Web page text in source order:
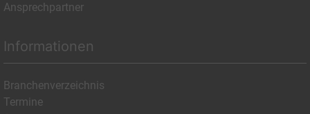
Ansprechpartner
Informationen
Branchenverzeichnis
Termine